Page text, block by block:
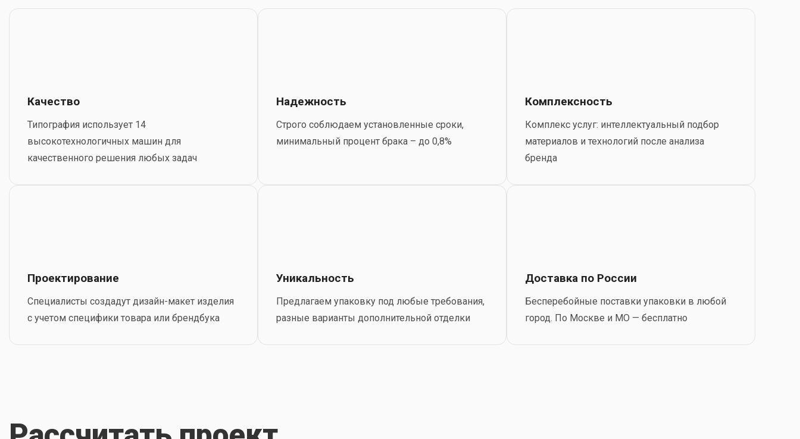
Качество
Типография использует 14
высокотехнологичных машин для
качественного решения любых задач
Надежность
Строго соблюдаем установленные сроки,
минимальный процент брака – до 0,8%
Комплексность
Комплекс услуг: интеллектуальный подбор
материалов и технологий после анализа
бренда
Проектирование
Специалисты создадут дизайн-макет изделия
с учетом специфики товара или брендбука
Уникальность
Предлагаем упаковку под любые требования,
разные варианты дополнительной отделки
Доставка по России
Бесперебойные поставки упаковки в любой
город. По Москве и МО — бесплатно